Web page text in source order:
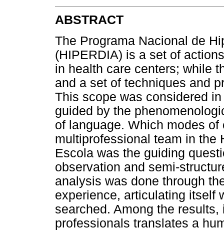
ABSTRACT
The Programa Nacional de
(HIPERDIA) is a set of
in health care centers; while
and a set of techniques and
This scope was considered
guided by the
of language. Which modes
multiprofessional team in the
Escola was the guiding
observation and semi-
analysis was done through
experience, articulating itself
searched. Among the
professionals translates a